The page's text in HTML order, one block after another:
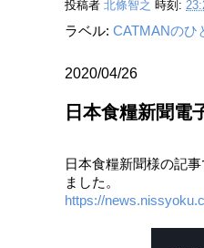
投稿者 北條智之 時刻:
ラベル: CATMANのひ
2020/04/26
日本食糧新聞電
日本食糧新聞様の記
ました。
https://